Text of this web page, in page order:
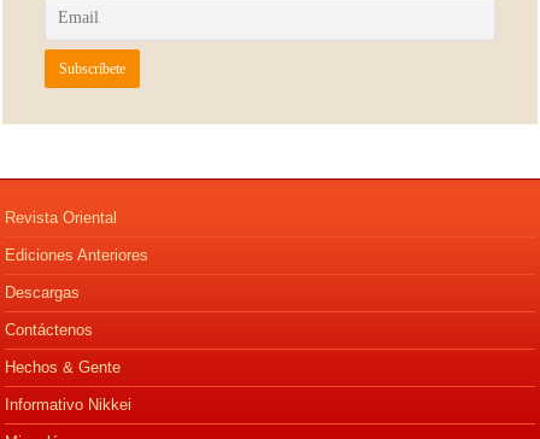
Revista Oriental
Ediciones Anteriores
Descargas
Contáctenos
Hechos & Gente
Informativo Nikkei